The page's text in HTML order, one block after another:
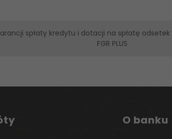
spłaty kredytu i dotacji na spłatę
FGR PLUS
O banku